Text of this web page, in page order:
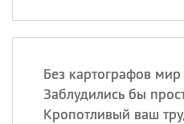
Без картографов
Заблудились бы
Кропотливый ваш